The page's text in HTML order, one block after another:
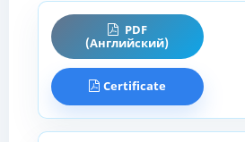
PDF
(Английский)
Certificate